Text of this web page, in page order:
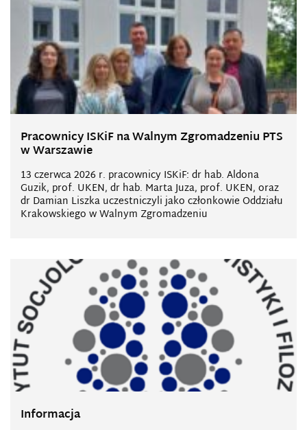
Pracownicy ISKiF na Walnym Zgromadzeniu PTS
w Warszawie
13 czerwca 2026 r. pracownicy ISKiF: dr hab. Aldona
Guzik, prof. UKEN, dr hab. Marta Juza, prof. UKEN, oraz
dr Damian Liszka uczestniczyli jako członkowie Oddziału
Krakowskiego w Walnym Zgromadzeniu
Informacja